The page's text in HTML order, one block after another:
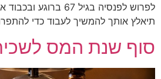
לפרוש לפנסיה בגיל 67
תיאלץ אותך להמשיך לעבוד כדי
סוף שנת המס